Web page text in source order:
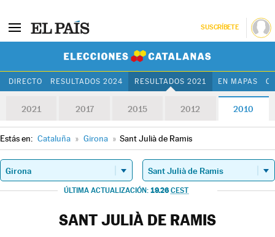
SUSCRÍBETE
DIRECTO RESULTADOS 2024 RESULTADOS 2021 EN MAPAS
2021 2017 2015 2012 2010
Estás en: Cataluña » Girona » Sant Julià de Ramis
ÚLTIMA ACTUALIZACIÓN: 19.26 CEST
SANT JULIÀ DE RAMIS